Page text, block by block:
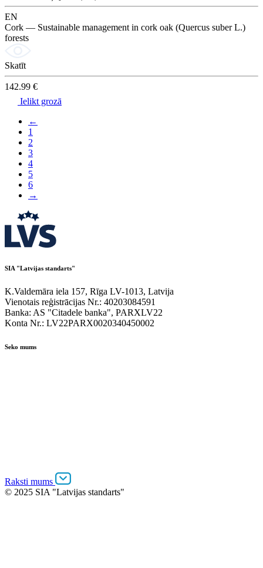
EN
Cork — Sustainable management in cork oak (Quercus suber L.)
forests
Skatīt
142.99 €
Ielikt grozā
←
1
2
3
4
5
6
→
SIA "Latvijas standarts"
K.Valdemāra iela 157, Rīga LV-1013, Latvija
Vienotais reģistrācijas Nr.: 40203084591
Banka: AS "Citadele banka", PARXLV22
Konta Nr.: LV22PARX0020340450002
Seko mums
Raksti mums
© 2025 SIA "Latvijas standarts"